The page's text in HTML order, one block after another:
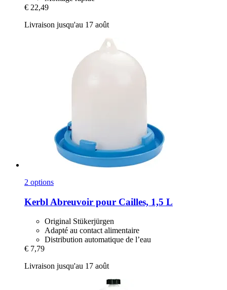
€ 22,49
Livraison jusqu'au 17 août
2 options
Kerbl Abreuvoir pour Cailles, 1,5 L
Original Stükerjürgen
Adapté au contact alimentaire
Distribution automatique de l’eau
€ 7,79
Livraison jusqu'au 17 août